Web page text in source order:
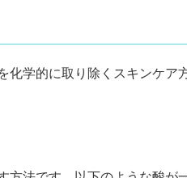
化学的に取り除くスキンケア